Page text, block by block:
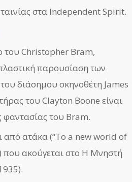
στα Independent Spirit.
του Christopher Bram,
παρουσίαση των
διάσημου σκηνοθέτη James
του Clayton Boone είναι
του Bram.
από ατάκα (“To a new world of
που ακούγεται στο Η Μνηστή